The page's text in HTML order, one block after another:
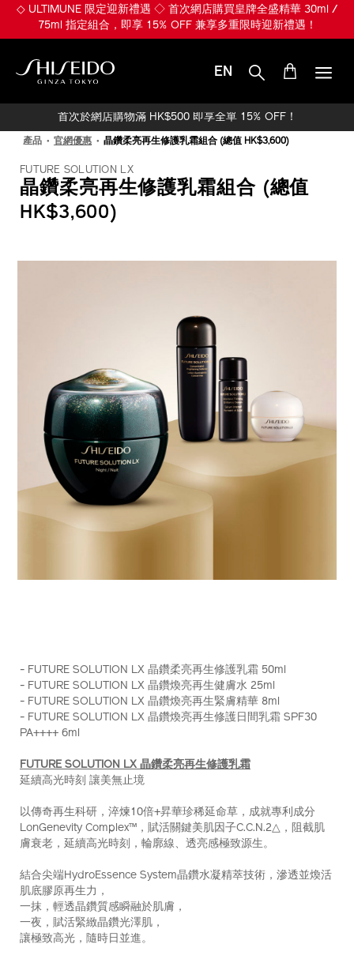
※ 煥發 Plumpy Glowy Skin ※ 入門首選 ULTIMUNE 皇牌全盛精華
30ml 組合 HK$650 (總值 HK$1,010)！
EN
首次於網店購物滿 HK$500 即享全單 15% OFF！
產品 官網優惠 晶鑽柔亮再生修護乳霜組合 (總值 HK$3,600)
FUTURE SOLUTION LX
晶鑽柔亮再生修護乳霜組合 (總值
HK$3,600)
lx-
%28%E7%B8%BD%E5%80%BC-
hk%243%2C600%29-
Z12155_hk.html
編
號：
Z12155_hk
- FUTURE SOLUTION LX 晶鑽柔亮再生修護乳霜 50ml
- FUTURE SOLUTION LX 晶鑽煥亮再生健膚水 25ml
- FUTURE SOLUTION LX 晶鑽煥亮再生緊膚精華 8ml
- FUTURE SOLUTION LX 晶鑽煥亮再生修護日間乳霜 SPF30
PA++++ 6ml
FUTURE SOLUTION LX 晶鑽柔亮再生修護乳霜
延續高光時刻 讓美無止境
以傳奇再生科研，淬煉10倍+昇華珍稀延命草，成就專利成分
LonGenevity Complex™，賦活關鍵美肌因子C.C.N.2△，阻截肌
膚衰老，延續高光時刻，輪廓線、透亮感極致源生。
結合尖端HydroEssence System晶鑽水凝精萃技術，滲透並煥活
肌底膠原再生力，
一抹，輕透晶鑽質感瞬融於肌膚，
一夜，賦活緊緻晶鑽光澤肌，
讓極致高光，隨時日並進。